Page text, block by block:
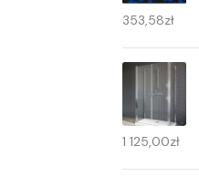
353,58zł
1 125,00zł